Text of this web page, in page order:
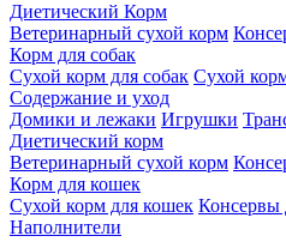
Диетический Корм
Ветеринарный сухой корм
Корм для собак
Сухой корм для собак Сухой
Содержание и уход
Домики и лежаки Игрушки
Диетический корм
Ветеринарный сухой корм
Корм для кошек
Сухой корм для кошек Консервы
Наполнители